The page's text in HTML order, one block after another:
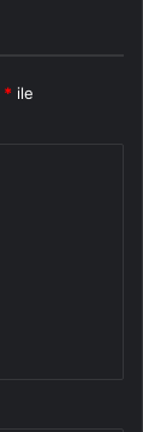
* ile